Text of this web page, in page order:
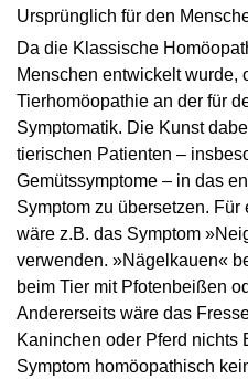
Ursprünglich für den
Da die Klassische
Menschen entwickelt wurde,
Tierhomöopathie an der für
Symptomatik. Die Kunst
tierischen Patienten –
Gemütssymptome – in das
Symptom zu übersetzen.
wäre z.B. das Symptom
verwenden. »Nägelkauen«
beim Tier mit Pfotenbeißen
Andererseits wäre das
Kaninchen oder Pferd nichts
Symptom homöopathisch